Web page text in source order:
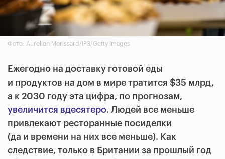
Фото: Aurelien Morissard/IP3/Getty Images
Ежегодно на доставку готовой еды
и продуктов на дом в мире тратится $35 млрд,
а к 2030 году эта цифра, по прогнозам,
увеличится вдесятеро. Людей все меньше
привлекают ресторанные посиделки
(да и времени на них все меньше). Как
следствие, только в Британии за прошлый год